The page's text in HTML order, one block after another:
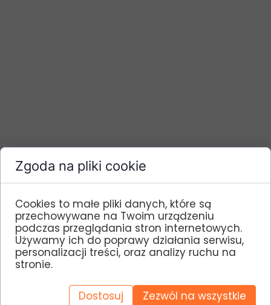
Zgoda na pliki cookie
Cookies to małe pliki danych, które są
przechowywane na Twoim urządzeniu
podczas przeglądania stron internetowych.
Używamy ich do poprawy działania serwisu,
personalizacji treści, oraz analizy ruchu na
stronie.
Dostosuj Zezwól na wszystkie